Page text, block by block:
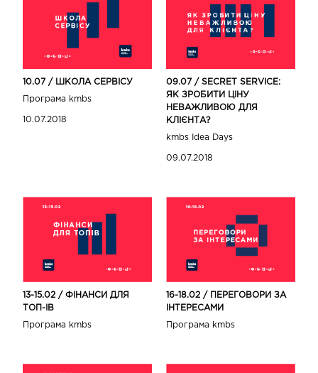
10.07 / ШКОЛА СЕРВІСУ
Програма kmbs
10.07.2018
09.07 / SECRET SERVICE:
ЯК ЗРОБИТИ ЦІНУ
НЕВАЖЛИВОЮ ДЛЯ
КЛІЄНТА?
kmbs Idea Days
09.07.2018
13-15.02 / ФІНАНСИ ДЛЯ
ТОП-IВ
Програма kmbs
16-18.02 / ПЕРЕГОВОРИ ЗА
ІНТЕРЕСАМИ
Програма kmbs